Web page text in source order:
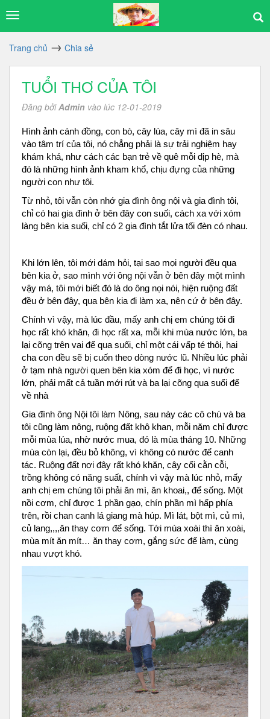
Trang chủ Chia sẻ
TUỔI THƠ CỦA TÔI
Đăng bởiAdmin vào lúc 12-01-2019
Hình ảnh cánh đồng, con bò, cây lúa, cây mì đã in sâu
vào tâm trí của tôi, nó chẳng phải là sự trải nghiệm hay
khám khá, như cách các bạn trẻ về quê mỗi dịp hè, mà
đó là những hình ảnh kham khổ, chịu đựng của những
người con như tôi.
Từ nhỏ, tôi vẫn còn nhớ gia đình ông nội và gia đình tôi,
chỉ có hai gia đình ở bên đây con suối, cách xa với xóm
làng bên kia suối, chỉ có 2 gia đình tắt lửa tối đèn có nhau.
Khi lớn lên, tôi mới dám hỏi, tại sao mọi người đều qua
bên kia ở, sao mình với ông nội vẫn ở bên đây một mình
vậy má, tôi mới biết đó là do ông nọi nói, hiện ruộng đất
đều ở bên đây, qua bên kia đi làm xa, nên cứ ở bên đây.
Chính vì vậy, mà lúc đầu, mấy anh chị em chúng tôi đi
học rất khó khăn, đi học rất xa, mỗi khi mùa nước lớn, ba
lại cõng trên vai để qua suối, chỉ một cái vấp té thôi, hai
cha con đều sẽ bị cuốn theo dòng nước lũ. Nhiều lúc phải
ở tạm nhà người quen bên kia xóm để đi học, vì nước
lớn, phải mất cả tuần mới rút và ba lại cõng qua suối để
về nhà
Gia đình ông Nội tôi làm Nông, sau này các cô chú và ba
tôi cũng làm nông, ruộng đất khô khan, mỗi năm chỉ được
mỗi mùa lúa, nhờ nước mua, đó là mùa tháng 10. Những
mùa còn lại, đều bỏ không, vì không có nước để canh
tác. Ruộng đất nơi đây rất khó khăn, cây cối cằn cỗi,
trồng không có năng suất, chính vì vậy mà lúc nhỏ, mấy
anh chị em chúng tôi phải ăn mì, ăn khoai,, để sống. Một
nồi cơm, chỉ được 1 phần gạo, chín phần mì hấp phía
trên, rồi chan canh lá giang mà húp. Mì lát, bột mì, củ mì,
củ lang,,,,ăn thay cơm để sống. Tới mùa xoài thì ăn xoài,
mùa mít ăn mít… ăn thay cơm, gắng sức để làm, cùng
nhau vượt khó.